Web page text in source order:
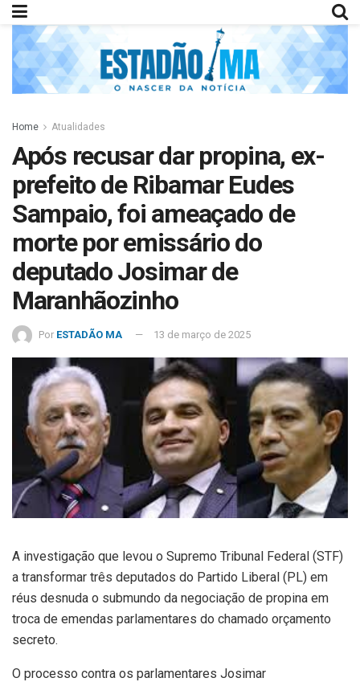
Home Atualidades
Após recusar dar propina, ex-
prefeito de Ribamar Eudes
Sampaio, foi ameaçado de
morte por emissário do
deputado Josimar de
Maranhãozinho
Por ESTADÃO MA 13 de março de 2025
A investigação que levou o Supremo Tribunal Federal (STF)
a transformar três deputados do Partido Liberal (PL) em
réus desnuda o submundo da negociação de propina em
troca de emendas parlamentares do chamado orçamento
secreto.
O processo contra os parlamentares Josimar